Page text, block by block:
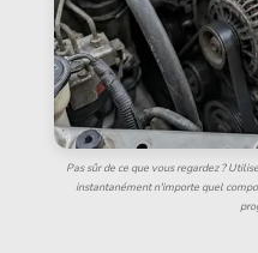
Pas sûr de ce que vous regardez ?
instantanément n'importe quel